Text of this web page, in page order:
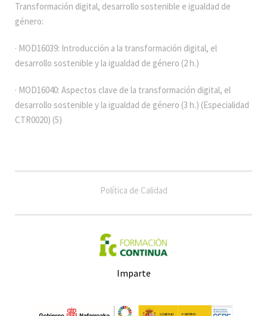
Transformación digital, desarrollo sostenible e igualdad de
género:
· MOD16039: Introducción a la transformación digital, el
desarrollo sostenible y la igualdad de género (2 h.)
· MOD16040: Aspectos clave de la transformación digital, el
desarrollo sostenible y la igualdad de género (3 h.) (Especialidad
CTR0020) (5)
Política de Calidad
Imparte